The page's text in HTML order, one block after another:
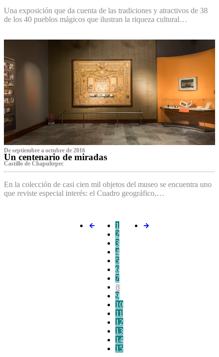
Una exposición que da cuenta de las tradiciones y atractivos de 38
de los 40 pueblos mágicos que ilustran la riqueza cultural…
De septiembre a octubre de 2016
Un centenario de miradas
Castillo de Chapultepec
En la colección de casi cien mil objetos del museo se encuentra uno
que reviste especial interés: el Cuadro geográfico,…
1
2
3
4
5
6
7
8
9
10
11
12
13
14
15